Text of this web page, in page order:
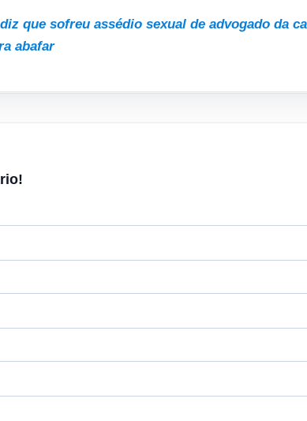
que sofreu assédio sexual de advogado da
abafar